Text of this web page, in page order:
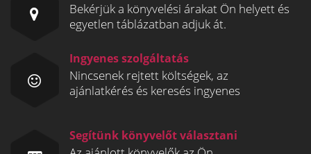
Bekérjük a könyvelési árakat Ön helyett és
egyetlen táblázatban adjuk át.
Ingyenes szolgáltatás
Nincsenek rejtett költségek, az
ajánlatkérés és keresés ingyenes
Segítünk könyvelőt választani